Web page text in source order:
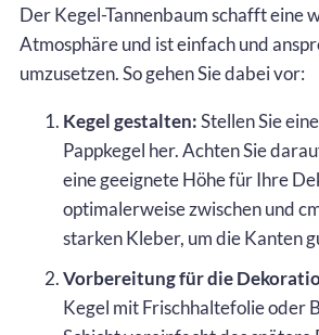
Der Kegel-Tannenbaum schafft eine
Atmosphäre und ist einfach und
umzusetzen. So gehen Sie dabei vor:
Kegel gestalten:Stellen Sie
Pappkegel her. Achten Sie
eine geeignete Höhe für Ihre
optimalerweise zwischen und
starken Kleber, um die Kanten
Vorbereitung für die
Kegel mit Frischhaltefolie oder